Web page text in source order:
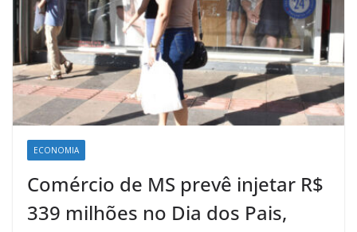
ECONOMIA
Comércio de MS prevê injetar R$
339 milhões no Dia dos Pais,